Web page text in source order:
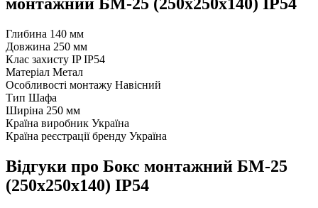
монтажний БМ-25 (250х250х140) IP54
Глибина 140 мм
Довжина 250 мм
Клас захисту IP IP54
Матеріал Метал
Особливості монтажу Навісний
Тип Шафа
Ширіна 250 мм
Країна виробник Україна
Країна реєстрації бренду Україна
Відгуки про Бокс монтажний БМ-25
(250х250х140) IP54